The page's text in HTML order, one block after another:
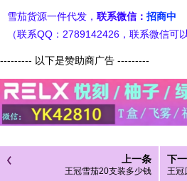
雪茄货源一件代发， 联系微信： 招商中
（联系QQ：2789142426，联系微信可
--------- 以下是赞助商广告 ---------
上一条
王冠雪茄20支装多少钱
下
王冠